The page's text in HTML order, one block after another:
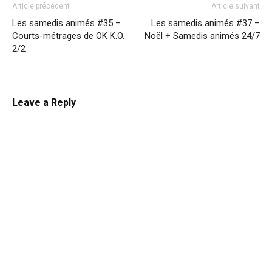
Article précédent
Les samedis animés #35 –
Courts-métrages de OK K.O.
2/2
Article suivant
Les samedis animés #37 –
Noël + Samedis animés 24/7
Leave a Reply